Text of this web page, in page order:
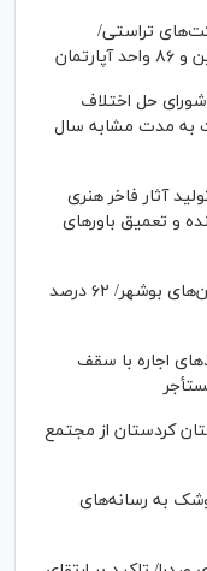
شرکت‌های تراستی/
شورای حل اختلاف
به مدت مشابه سال
آثار فاخر هنری
و تعمیق باور‌های
کاهش ۱۰ درصدی جمعیت کیفری زندان‌های بوشهر/ ۶۲ درصد
اجاره با سقف
کردستان از مجتمع
به رسانه‌های